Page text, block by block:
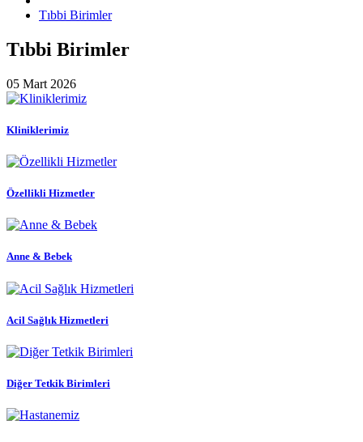
Tıbbi Birimler
Tıbbi Birimler
05 Mart 2026
Kliniklerimiz
Özellikli Hizmetler
Anne & Bebek
Acil Sağlık Hizmetleri
Diğer Tetkik Birimleri